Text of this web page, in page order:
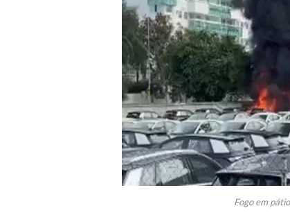
Fogo em